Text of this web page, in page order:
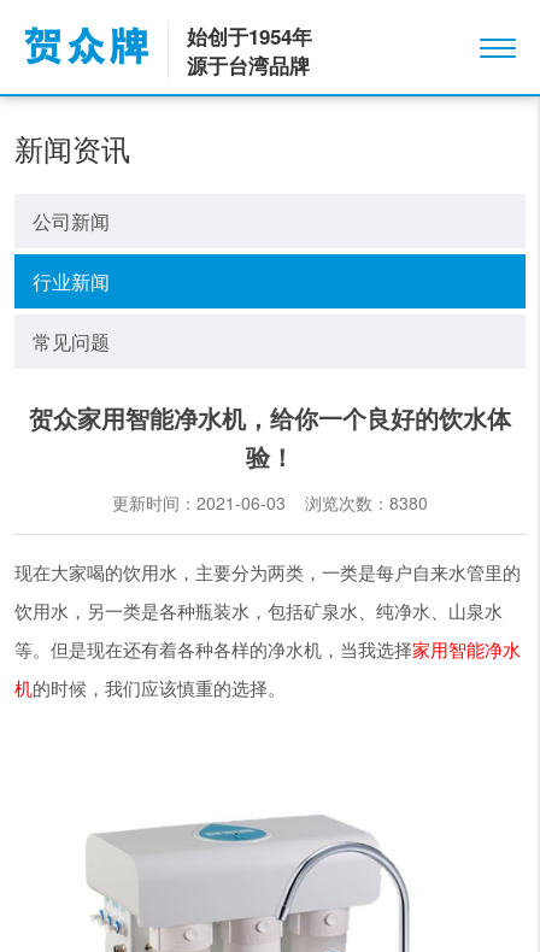
始创于1954年
源于台湾品牌
新闻资讯
公司新闻
行业新闻
常见问题
贺众家用智能净水机，给你一个良好的饮水体
验！
更新时间：2021-06-03 浏览次数： 8380
现在大家喝的饮用水，主要分为两类，一类是每户自来水管里的
饮用水，另一类是各种瓶装水，包括矿泉水、纯净水、山泉水
等。但是现在还有着各种各样的净水机，当我选择家用智能净水
机的时候，我们应该慎重的选择。